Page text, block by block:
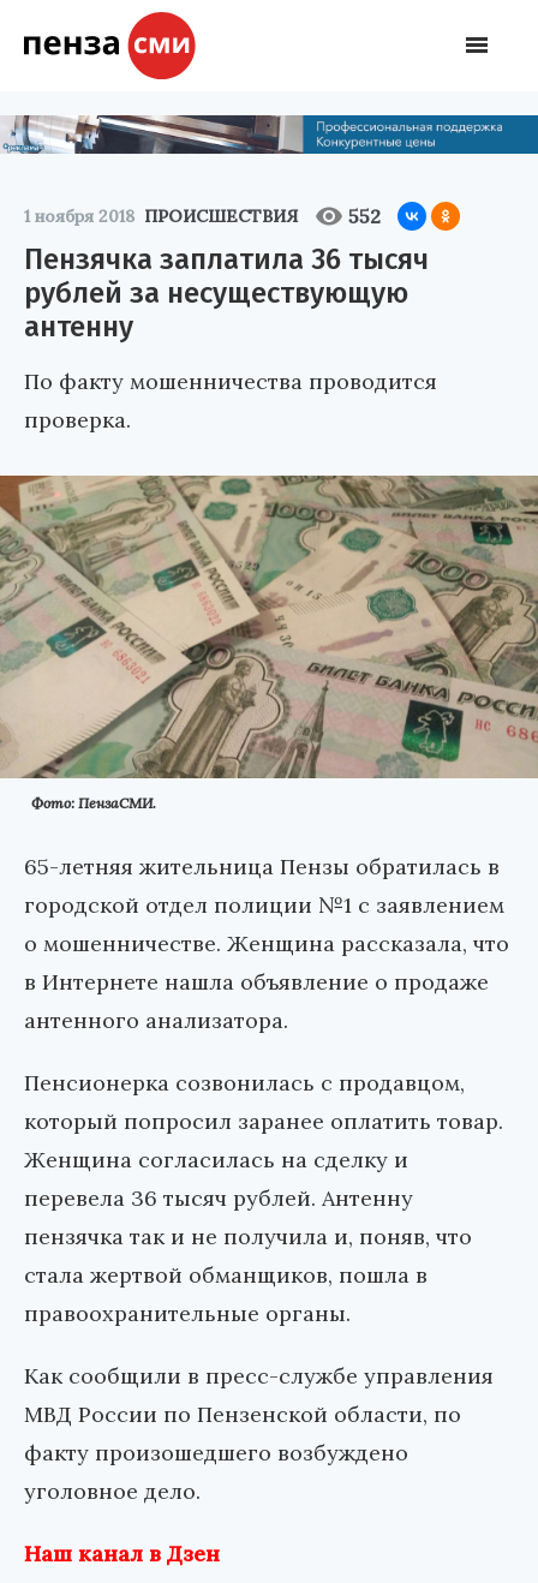
1 ноября 2018 ПРОИСШЕСТВИЯ 552
Пензячка заплатила 36 тысяч
рублей за несуществующую
антенну
По факту мошенничества проводится
проверка.
Фото: ПензаСМИ.
65-летняя жительница Пензы обратилась в
городской отдел полиции №1 с заявлением
о мошенничестве. Женщина рассказала, что
в Интернете нашла объявление о продаже
антенного анализатора.
Пенсионерка созвонилась с продавцом,
который попросил заранее оплатить товар.
Женщина согласилась на сделку и
перевела 36 тысяч рублей. Антенну
пензячка так и не получила и, поняв, что
стала жертвой обманщиков, пошла в
правоохранительные органы.
Как сообщили в пресс-службе управления
МВД России по Пензенской области, по
факту произошедшего возбуждено
уголовное дело.
Наш канал в Дзен